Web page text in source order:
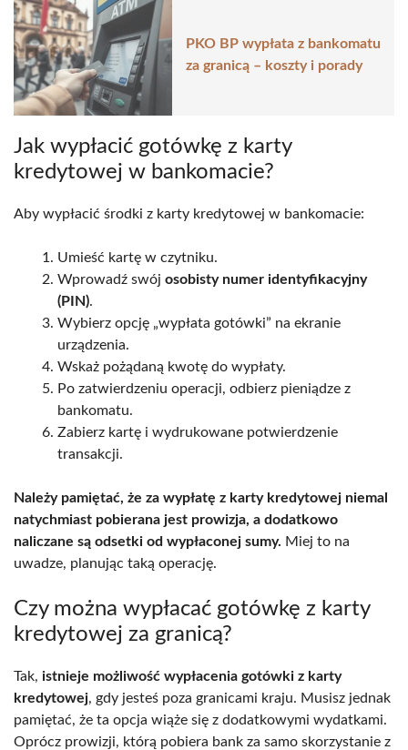
PKO BP wypłata z bankomatu
za granicą – koszty i porady
Jak wypłacić gotówkę z karty
kredytowej w bankomacie?
Aby wypłacić środki z karty kredytowej w bankomacie:
Umieść kartę w czytniku.
Wprowadź swój osobisty numer identyfikacyjny
(PIN).
Wybierz opcję „wypłata gotówki” na ekranie
urządzenia.
Wskaż pożądaną kwotę do wypłaty.
Po zatwierdzeniu operacji, odbierz pieniądze z
bankomatu.
Zabierz kartę i wydrukowane potwierdzenie
transakcji.
Należy pamiętać, że za wypłatę z karty kredytowej niemal
natychmiast pobierana jest prowizja, a dodatkowo
naliczane są odsetki od wypłaconej sumy. Miej to na
uwadze, planując taką operację.
Czy można wypłacać gotówkę z karty
kredytowej za granicą?
Tak, istnieje możliwość wypłacenia gotówki z karty
kredytowej, gdy jesteś poza granicami kraju. Musisz jednak
pamiętać, że ta opcja wiąże się z dodatkowymi wydatkami.
Oprócz prowizji, którą pobiera bank za samo skorzystanie z